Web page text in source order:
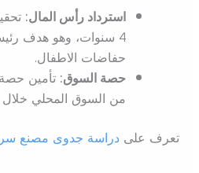
استرداد رأس المال:
4 سنوات، وهو هدف
حفاضات الاطفال.
حصة السوق:
من السوق المحلي خلال
تعرف على دراسة جدوى مصنع